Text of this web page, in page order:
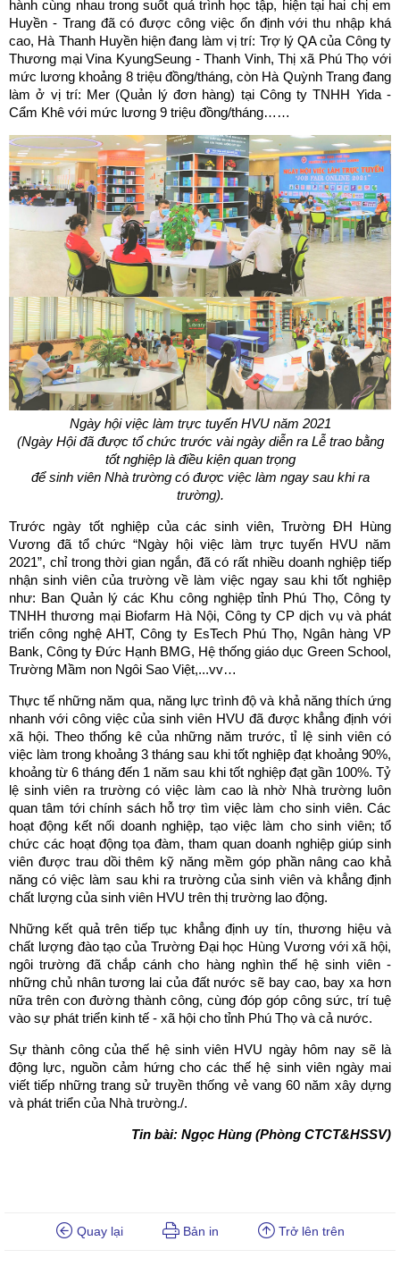
hành cùng nhau trong suốt quá trình học tập, hiện tại hai chị em
Huyền - Trang đã có được công việc ổn định với thu nhập khá
cao, Hà Thanh Huyền hiện đang làm vị trí: Trợ lý QA của Công ty
Thương mại Vina KyungSeung - Thanh Vinh, Thị xã Phú Thọ với
mức lương khoảng 8 triệu đồng/tháng, còn Hà Quỳnh Trang đang
làm ở vị trí: Mer (Quản lý đơn hàng) tại Công ty TNHH Yida -
Cẩm Khê với mức lương 9 triệu đồng/tháng……
Ngày hội việc làm trực tuyến HVU năm 2021
(Ngày Hội đã được tổ chức trước vài ngày diễn ra Lễ trao bằng
tốt nghiệp là điều kiện quan trọng
để sinh viên Nhà trường có được việc làm ngay sau khi ra
trường).
Trước ngày tốt nghiệp của các sinh viên, Trường ĐH Hùng
Vương đã tổ chức “Ngày hội việc làm trực tuyến HVU năm
2021”, chỉ trong thời gian ngắn, đã có rất nhiều doanh nghiệp tiếp
nhận sinh viên của trường về làm việc ngay sau khi tốt nghiệp
như: Ban Quản lý các Khu công nghiệp tỉnh Phú Thọ, Công ty
TNHH thương mại Biofarm Hà Nội, Công ty CP dịch vụ và phát
triển công nghệ AHT, Công ty EsTech Phú Thọ, Ngân hàng VP
Bank, Công ty Đức Hạnh BMG, Hệ thống giáo dục Green School,
Trường Mầm non Ngôi Sao Việt,...vv…
Thực tế những năm qua, năng lực trình độ và khả năng thích ứng
nhanh với công việc của sinh viên HVU đã được khẳng định với
xã hội. Theo thống kê của những năm trước, tỉ lệ sinh viên có
việc làm trong khoảng 3 tháng sau khi tốt nghiệp đạt khoảng 90%,
khoảng từ 6 tháng đến 1 năm sau khi tốt nghiệp đạt gần 100%. Tỷ
lệ sinh viên ra trường có việc làm cao là nhờ Nhà trường luôn
quan tâm tới chính sách hỗ trợ tìm việc làm cho sinh viên. Các
hoạt động kết nối doanh nghiệp, tạo việc làm cho sinh viên; tổ
chức các hoạt động tọa đàm, tham quan doanh nghiệp giúp sinh
viên được trau dồi thêm kỹ năng mềm góp phần nâng cao khả
năng có việc làm sau khi ra trường của sinh viên và khẳng định
chất lượng của sinh viên HVU trên thị trường lao động.
Những kết quả trên tiếp tục khẳng định uy tín, thương hiệu và
chất lượng đào tạo của Trường Đại học Hùng Vương với xã hội,
ngôi trường đã chắp cánh cho hàng nghìn thế hệ sinh viên -
những chủ nhân tương lai của đất nước sẽ bay cao, bay xa hơn
nữa trên con đường thành công, cùng đóp góp công sức, trí tuệ
vào sự phát triển kinh tế - xã hội cho tỉnh Phú Thọ và cả nước.
Sự thành công của thế hệ sinh viên HVU ngày hôm nay sẽ là
động lực, nguồn cảm hứng cho các thế hệ sinh viên ngày mai
viết tiếp những trang sử truyền thống vẻ vang 60 năm xây dựng
và phát triển của Nhà trường./.
Tin bài: Ngọc Hùng (Phòng CTCT&HSSV)
Quay lại Bản in Trở lên trên